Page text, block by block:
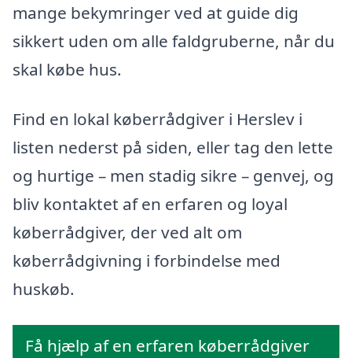
mange bekymringer ved at guide dig
sikkert uden om alle faldgruberne, når du
skal købe hus.
Find en lokal køberrådgiver i Herslev i
listen nederst på siden, eller tag den lette
og hurtige – men stadig sikre – genvej, og
bliv kontaktet af en erfaren og loyal
køberrådgiver, der ved alt om
køberrådgivning i forbindelse med
huskøb.
Få hjælp af en erfaren køberrådgiver